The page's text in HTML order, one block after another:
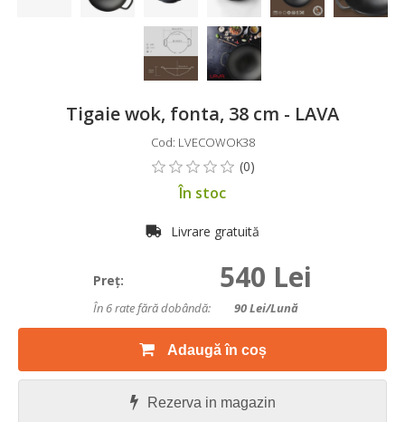
Tigaie wok, fonta, 38 cm - LAVA
Cod: LVECOWOK38
În stoc
Livrare gratuită
Preţ: 540 Lei
În 6 rate fără dobândă: 90Lei/lună
Adaugă în coș
Rezerva in magazin